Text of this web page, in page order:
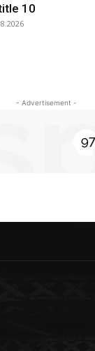
10
- Advertisement -